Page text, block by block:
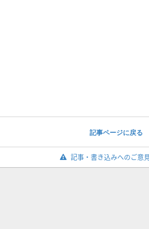
記事ページに戻る
記事・書き込みへのご意